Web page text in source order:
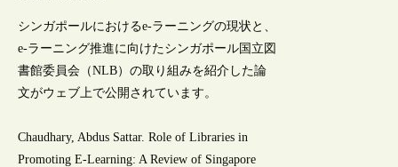
シンガポールにおけるe-ラーニングの現状と、
e-ラーニング推進に向けたシンガポール国立図
書館委員会（NLB）の取り組みを紹介した論
文がウェブ上で公開されています。
Chaudhary, Abdus Sattar. Role of Libraries in
Promoting E-Learning: A Review of Singapore